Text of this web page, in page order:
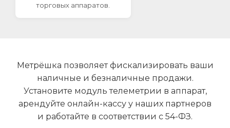
торговых аппаратов.
Метрёшка позволяет фискализировать ваши
наличные и безналичные продажи.
Установите модуль телеметрии в аппарат,
арендуйте онлайн-кассу у наших партнеров
и работайте в соответствии с 54-ФЗ.